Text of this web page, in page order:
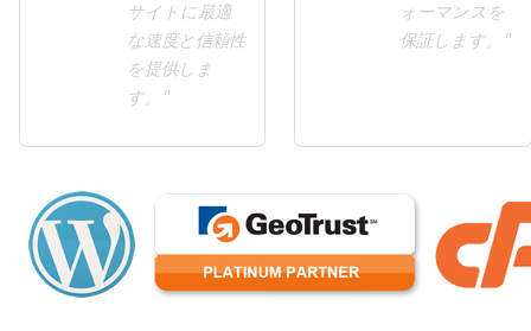
サイトに最適
な速度と信頼性
を提供しま
す。"
ォーマンスを
保証します。"